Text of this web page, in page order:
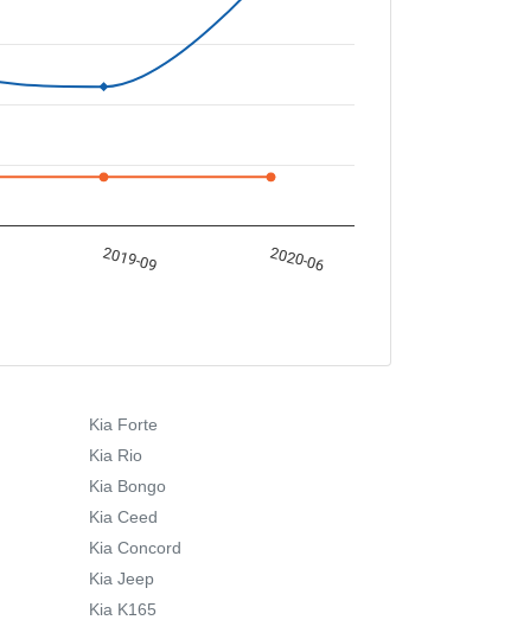
2019-09 2020-06
Kia Forte
Kia Rio
Kia Bongo
Kia Ceed
Kia Concord
Kia Jeep
Kia K165